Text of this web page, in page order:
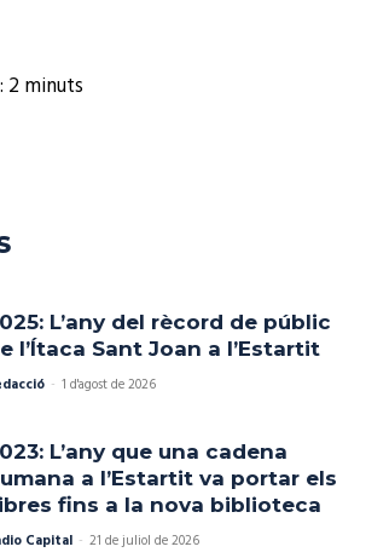
2minuts
L’any del rècord de públic
l’Ítaca Sant Joan a l’Estartit
- 1 d'agost de 2026
L’any que una cadena
a l’Estartit va portar els
fins a la nova biblioteca
Capital - 21 de juliol de 2026